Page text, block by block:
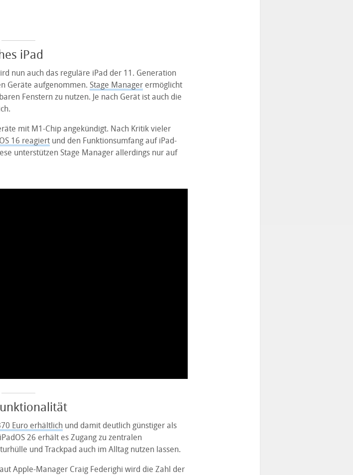
iPad
nun auch das reguläre iPad der 11. Generation
Geräte aufgenommen. Stage Managerermöglicht
Fenstern zu nutzen. Je nach Gerät ist auch die
mit M1-Chip angekündigt. Nach Kritik vieler
16 reagiertund den Funktionsumfang auf iPad-
unterstützen Stage Manager allerdings nur auf
Euro erhältlichund damit deutlich günstiger als
26 erhält es Zugang zu zentralen
und Trackpad auch im Alltag nutzen lassen.
Apple-Manager Craig Federighi wird die Zahl der